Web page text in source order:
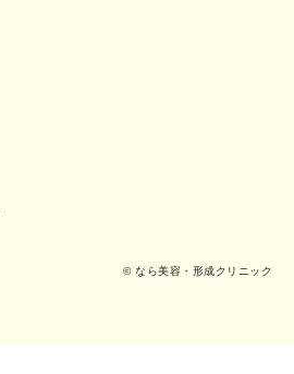
© なら美容・形成クリニック